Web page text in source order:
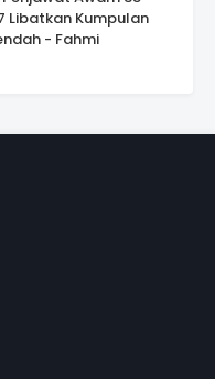
Libatkan Kumpulan
- Fahmi